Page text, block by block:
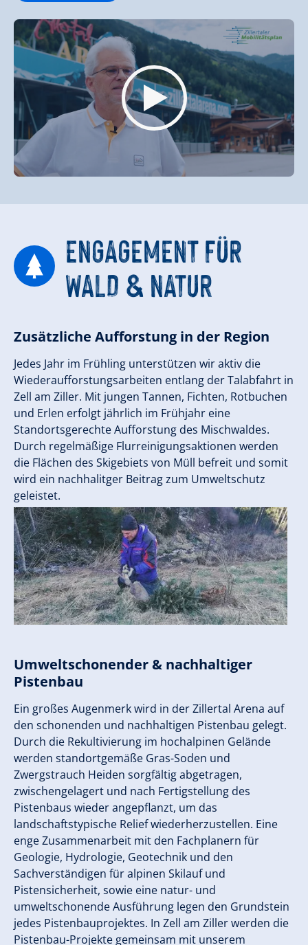
ENGAGEMENT FÜR
WALD & NATUR
Zusätzliche Aufforstung in der Region
Jedes Jahr im Frühling unterstützen wir aktiv die
Wiederaufforstungsarbeiten entlang der Talabfahrt in
Zell am Ziller. Mit jungen Tannen, Fichten, Rotbuchen
und Erlen erfolgt jährlich im Frühjahr eine
Standortsgerechte Aufforstung des Mischwaldes.
Durch regelmäßige Flurreinigungsaktionen werden
die Flächen des Skigebiets von Müll befreit und somit
wird ein nachhalitger Beitrag zum Umweltschutz
geleistet.
Umweltschonender & nachhaltiger
Pistenbau
Ein großes Augenmerk wird in der Zillertal Arena auf
den schonenden und nachhaltigen Pistenbau gelegt.
Durch die Rekultivierung im hochalpinen Gelände
werden standortgemäße Gras-Soden und
Zwergstrauch Heiden sorgfältig abgetragen,
zwischengelagert und nach Fertigstellung des
Pistenbaus wieder angepflanzt, um das
landschaftstypische Relief wiederherzustellen. Eine
enge Zusammenarbeit mit den Fachplanern für
Geologie, Hydrologie, Geotechnik und den
Sachverständigen für alpinen Skilauf und
Pistensicherheit, sowie eine natur- und
umweltschonende Ausführung legen den Grundstein
jedes Pistenbauprojektes. In Zell am Ziller werden die
Pistenbau-Projekte gemeinsam mit unserem